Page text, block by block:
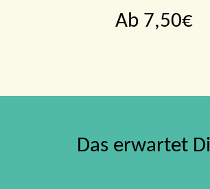
Ab 7,50€
Das erwartet